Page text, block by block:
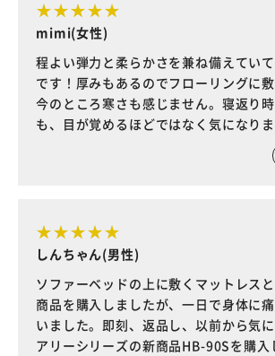
mimi(女性)
程よい弾力と柔らかさを兼ね備えてい
です！厚みもあるのでフローリングに
今のところ寒さも感じません。寝返り
も、目が覚めるほどではなく気になりま
しんちゃん(男性)
ソファーベッドの上に敷くマットレス
商品を購入しましたが、一日で身体に
いました。即刻、返品し、以前から気
アリーシリーズの新商品HB-90Sを購入